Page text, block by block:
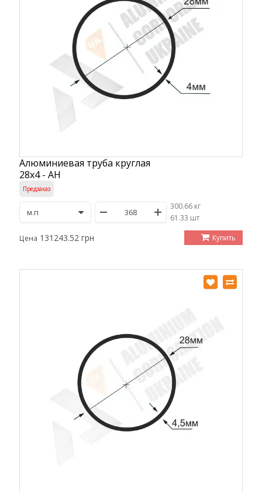
Алюминиевая труба круглая
28х4 - АН
Предзаказ
300.66 кг
/61.33 шт
Цена 131243.52 грн Купить